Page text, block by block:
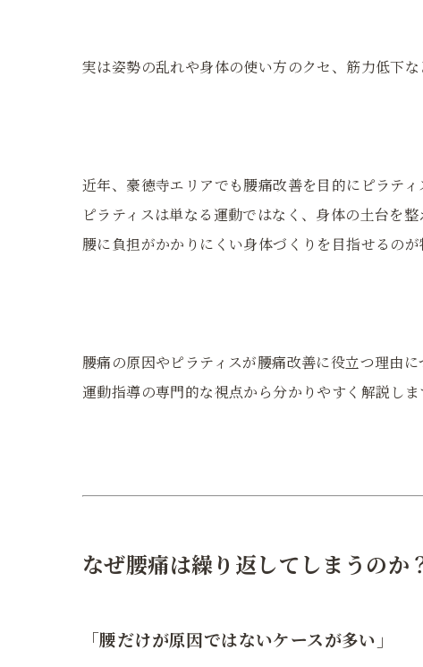
実は姿勢の乱れや身体の使い方のクセ、筋力低下
近年、豪徳寺エリアでも腰痛改善を目的にピラティ
ピラティスは単なる運動ではなく、身体の土台を
腰に負担がかかりにくい身体づくりを目指せるのが
腰痛の原因やピラティスが腰痛改善に役立つ理由に
運動指導の専門的な視点から分かりやすく解説しま
なぜ腰痛は繰り返してしまうのか
「腰だけが原因ではないケースが多い」